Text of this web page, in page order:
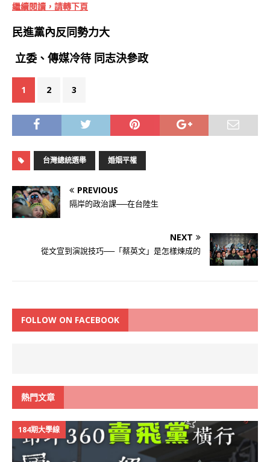
繼續閱讀，請轉下頁
民進黨內反同勢力大
立委、傳媒冷待 同志決參政
1 2 3
台灣總統選舉 婚姻平權
PREVIOUS
隔岸的政治課──在台陸生
NEXT
從文宣到演說技巧──「蔡英文」是怎樣煉成的
FOLLOW ON FACEBOOK
熱門文章
184期大學線